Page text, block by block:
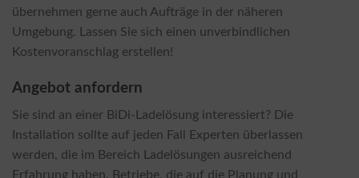
übernehmen gerne auch Aufträge in der näheren
Umgebung. Lassen Sie sich einen unverbindlichen
Kostenvoranschlag erstellen!
Angebot anfordern
Sie sind an einer BiDi-Ladelösung interessiert? Die
Installation sollte auf jeden Fall Experten überlassen
werden, die im Bereich Ladelösungen ausreichend
Erfahrung haben. Betriebe, die auf die Planung und